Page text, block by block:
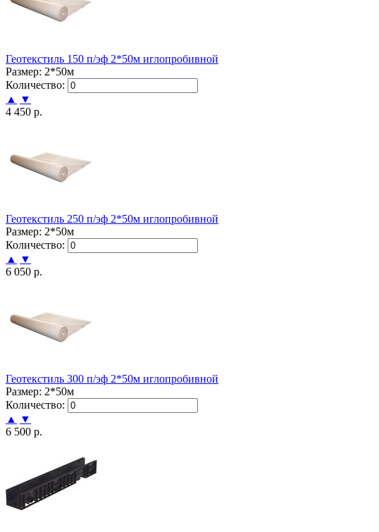
Геотекстиль 150 п/эф 2*50м иглопробивной
Размер: 2*50м
Количество:
▲
▼
4 450 р.
Геотекстиль 250 п/эф 2*50м иглопробивной
Размер: 2*50м
Количество:
▲
▼
6 050 р.
Геотекстиль 300 п/эф 2*50м иглопробивной
Размер: 2*50м
Количество:
▲
▼
6 500 р.